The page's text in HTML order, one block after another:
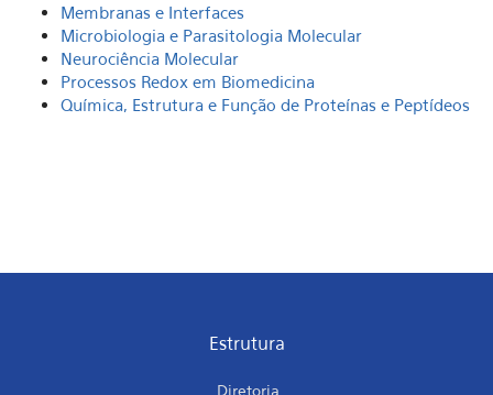
Membranas e Interfaces
Microbiologia e Parasitologia Molecular
Neurociência Molecular
Processos Redox em Biomedicina
Química, Estrutura e Função de Proteínas e Peptídeos
Estrutura
Diretoria